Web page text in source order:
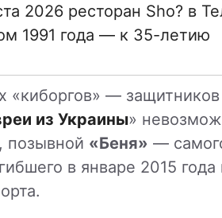
2026 ресторан Sho? в
1991 года — к 35-летию
«киборгов» — защитников
из Украины»
, позывной «Беня» —
в январе 2015